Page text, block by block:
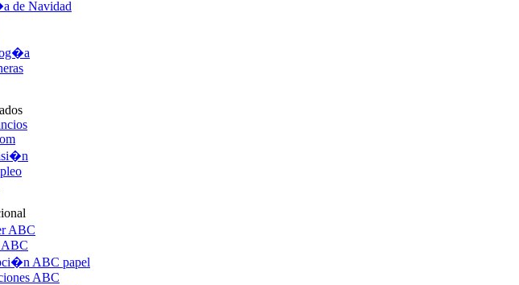
de Navidad
ABC
ABC
ABC papel
ABC